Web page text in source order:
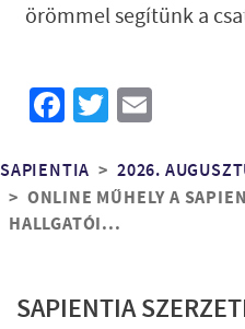
örömmel segítünk a
Facebook
Twitter
Email
Morzsa
SAPIENTIA 2026.
ONLINE MŰHELY A
HALLGATÓI...
SAPIENTIA